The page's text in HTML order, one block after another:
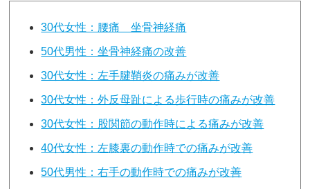
30代女性：腰痛 坐骨神経痛
50代男性：坐骨神経痛の改善
30代女性：左手腱鞘炎の痛みが改善
30代女性：外反母趾による歩行時の痛みが改善
30代女性：股関節の動作時による痛みが改善
40代女性：左膝裏の動作時での痛みが改善
50代男性：右手の動作時での痛みが改善